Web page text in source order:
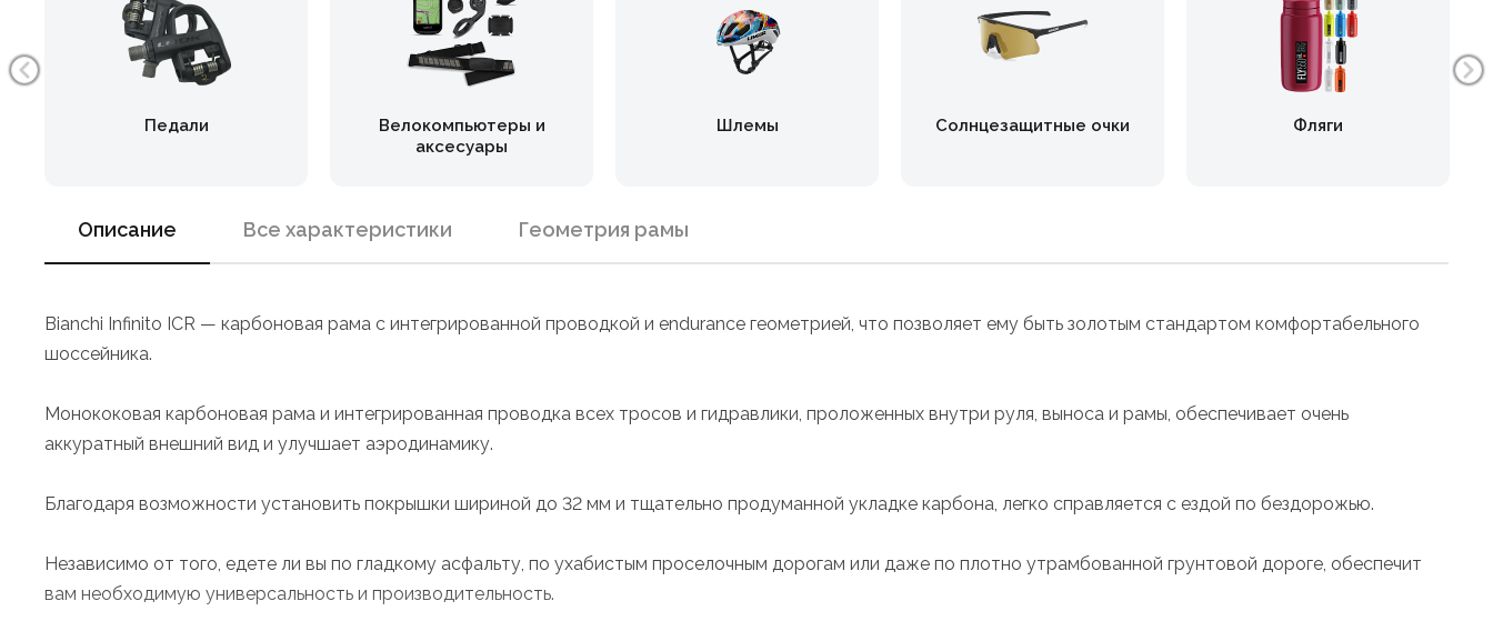
Педали
Велокомпьютеры и
аксесуары
Шлемы Солнцезащитные очки Фляги
Описание Все характеристики Геометрия рамы
Bianchi Infinito ICR — карбоновая рама с интегрированной проводкой и endurance геометрией, что позволяет ему быть золотым стандартом комфортабельного
шоссейника.
Монококовая карбоновая рама и интегрированная проводка всех тросов и гидравлики, проложенных внутри руля, выноса и рамы, обеспечивает очень
аккуратный внешний вид и улучшает аэродинамику.
Благодаря возможности установить покрышки шириной до 32 мм и тщательно продуманной укладке карбона, легко справляется с ездой по бездорожью.
Независимо от того, едете ли вы по гладкому асфальту, по ухабистым проселочным дорогам или даже по плотно утрамбованной грунтовой дороге, обеспечит
вам необходимую универсальность и производительность.